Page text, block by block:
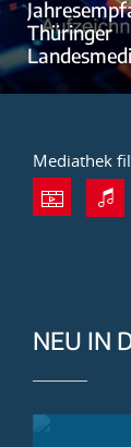
Thüringer
Mediathek
NEU IN